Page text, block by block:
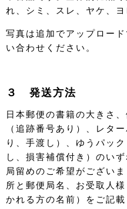
れ、シミ、スレ、ヤケ、ヨ
写真は追加でアップロー
い合わせください。
３ 発送方法
日本郵便の書籍の大きさ
（追跡番号あり）、レタ
り、手渡し）、ゆうパッ
し、損害補償付き）のい
局留めのご希望がござい
所と郵便局名、お受取人
かれる方の名前）をご記載